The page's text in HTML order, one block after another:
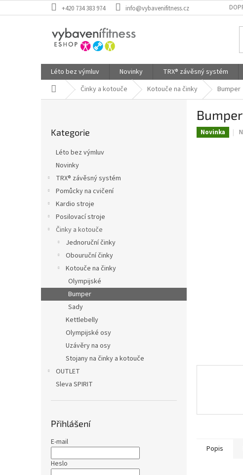
na
+420 734 383 974 info@vybavenifitness.cz
Léto bez výmluv Novinky TRX® závěsný systém
Domů Činky a kotouče Kotouče na činky Bumper
kategorie
Kategorie
Léto bez výmluv
Novinky
TRX® závěsný systém
Pomůcky na cvičení
Kardio stroje
Posilovací stroje
Činky a kotouče
Jednoruční činky
Obouruční činky
Kotouče na činky
Olympijské
Bumper
Sady
Kettlebelly
Olympijské osy
Uzávěry na osy
Stojany na činky a kotouče
OUTLET
Sleva SPIRIT
Přihlášení
E-mail
Heslo
Novinka
Popis